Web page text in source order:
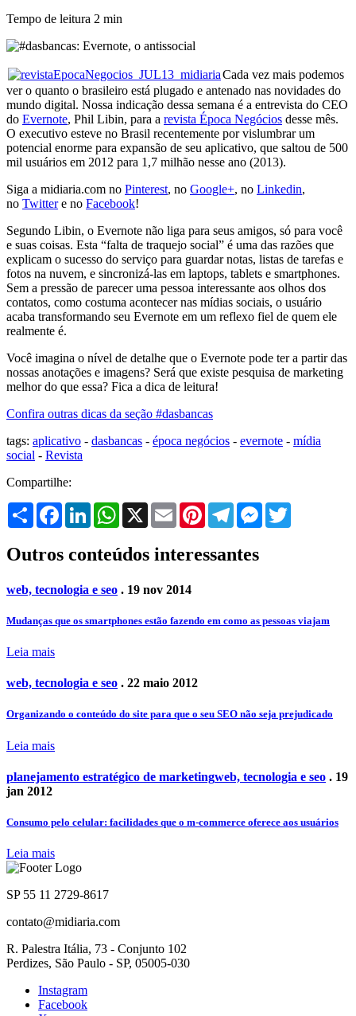
Tempo de leitura 2 min
Cada vez mais podemos
ver o quanto o brasileiro está plugado e antenado nas novidades do
mundo digital. Nossa indicação dessa semana é a entrevista do CEO
do Evernote, Phil Libin, para a revista Época Negócios desse mês.
O executivo esteve no Brasil recentemente por vislumbrar um
potencial enorme para expansão de seu aplicativo, que saltou de 500
mil usuários em 2012 para 1,7 milhão nesse ano (2013).
Siga a midiaria.com no Pinterest, no Google+, no Linkedin,
no Twittere no Facebook!
Segundo Libin, o Evernote não liga para seus amigos, só para você
e suas coisas. Esta “falta de traquejo social” é uma das razões que
explicam o sucesso do serviço para guardar notas, listas de tarefas e
fotos na nuvem, e sincronizá-las em laptops, tablets e smartphones.
Sem a pressão de parecer uma pessoa interessante aos olhos dos
contatos, como costuma acontecer nas mídias sociais, o usuário
acaba transformando seu Evernote em um reflexo fiel de quem ele
realmente é.
Você imagina o nível de detalhe que o Evernote pode ter a partir das
nossas anotações e imagens? Será que existe pesquisa de marketing
melhor do que essa? Fica a dica de leitura!
Confira outras dicas da seção #dasbancas
tags: aplicativo - dasbancas - época negócios - evernote - mídia
social - Revista
Compartilhe:
Share FacebookLinkedInWhatsApp
X Email PinterestTelegramMessenger
Outros conteúdos interessantes
web, tecnologia e seo . 19 nov 2014
Mudanças que os smartphones estão fazendo em como as pessoas viajam
Leia mais
web, tecnologia e seo . 22 maio 2012
Organizando o conteúdo do site para que o seu SEO não seja prejudicado
Leia mais
planejamento estratégico de marketingweb, tecnologia e seo . 19
jan 2012
Consumo pelo celular: facilidades que o m-commerce oferece aos usuários
Leia mais
SP 55 11 2729-8617
contato@midiaria.com
R. Palestra Itália, 73 - Conjunto 102
Perdizes, São Paulo - SP, 05005-030
Instagram
Facebook